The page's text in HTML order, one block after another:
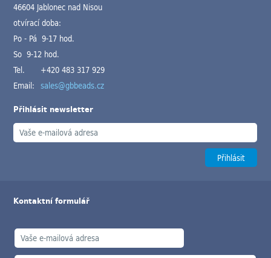
46604 Jablonec nad Nisou
otvírací doba:
Po - Pá 9-17 hod.
So 9-12 hod.
Tel.
+420 483 317 929
Email: sales@gbbeads.cz
Přihlásit newsletter
Kontaktní formulář